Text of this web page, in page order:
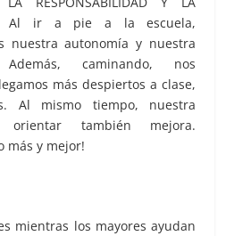
Al ir a pie a la escuela,
nuestra autonomía y nuestra
Además, caminando, nos
más despiertos a clase,
Al mismo tiempo, nuestra
orientar también mejora.
más y mejor!
mientras los mayores ayudan